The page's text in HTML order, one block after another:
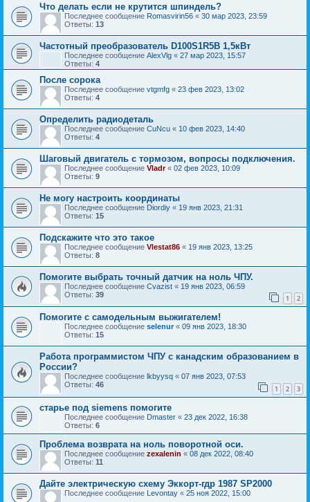
Что делать если не крутится шпиндель?
Последнее сообщение Romasvirin56 « 30 мар 2023, 23:59
Ответы: 13
Частотный преобразователь D100S1R5B 1,5кВт
Последнее сообщение AlexVlg « 27 мар 2023, 15:57
Ответы: 4
После сорока
Последнее сообщение vtgmfg « 23 фев 2023, 13:02
Ответы: 4
Определить радиодеталь
Последнее сообщение CuNcu « 10 фев 2023, 14:40
Ответы: 4
Шаговый двигатель с тормозом, вопросы подключения.
Последнее сообщение Vladr« 02 фев 2023, 10:09
Ответы: 9
Не могу настроить координаты
Последнее сообщение Diordiy « 19 янв 2023, 21:31
Ответы: 15
Подскажите что это такое
Последнее сообщение Vlestat86 « 19 янв 2023, 13:25
Ответы: 8
Помогите выбрать точный датчик на ноль ЧПУ.
Последнее сообщение Cvazist « 19 янв 2023, 06:59
Ответы: 39 1 2
Помогите с самодельным выжигателем!
Последнее сообщение selenur« 09 янв 2023, 18:30
Ответы: 15
Работа программистом ЧПУ с канадским образованием в
России?
Последнее сообщение lkbyysq « 07 янв 2023, 07:53
Ответы: 46 1 2 3
старье под siemens помогите
Последнее сообщение Dmaster « 23 дек 2022, 16:38
Ответы: 6
Проблема возврата на ноль поворотной оси.
Последнее сообщение zexalenin « 08 дек 2022, 08:40
Ответы: 11
Дайте электрическую схему Эккорт-гдр 1987 SP2000
Последнее сообщение Levontay « 25 ноя 2022, 15:00